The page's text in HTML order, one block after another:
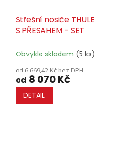
Střešní nosiče THULE
S PŘESAHEM - SET
Obvykle skladem (5 ks)
od 6 669,42 Kč bez DPH
od 8 070 Kč
DETAIL